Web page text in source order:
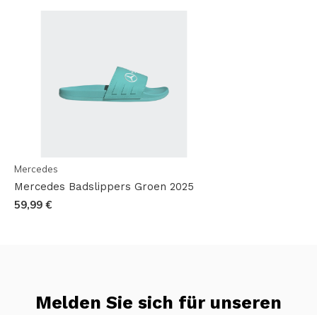
Mercedes
Mercedes Badslippers Groen 2025
59,99 €
Melden Sie sich für unseren